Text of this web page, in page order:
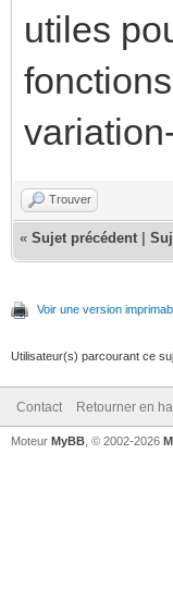
utiles
Trouver
« Sujet précédent
Voir une version
Utilisateur(s) parcourant ce
Contact Retourner en
Moteur MyBB , © 2002-2026